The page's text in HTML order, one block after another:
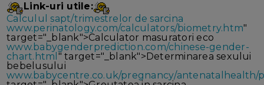
Link-uri utile:
Calculul sapt/trimestrelor de sarcina
www.perinatology.com/calculators/biometry.htm"
target="_blank">Calculator masuratori eco
www.babygenderprediction.com/chinese-gender-
chart.html " target="_blank">Determinarea sexului
bebelusului
www.babycentre.co.uk/pregnancy/antenatalhealth/